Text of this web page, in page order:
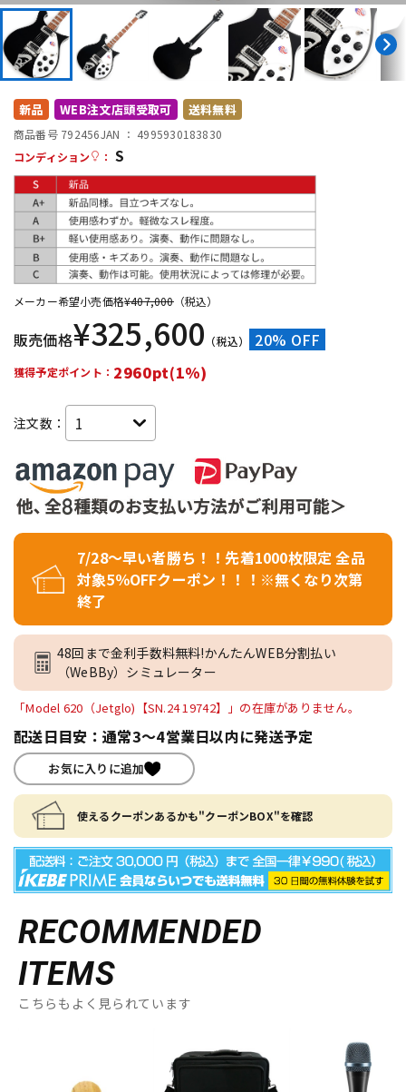
DTM
配信/ライブ機器
中古
新品 WEB注文店頭受取可 送料無料
商品番号 792456JAN ： 4995930183830
コンディション
： S
メーカー希望小売価格¥407,000（税込）
販売価格¥325,600 （税込） 20% OFF
獲得予定ポイント： 2960pt(1%)
注文数：
7/28～早い者勝ち！！先着1000枚限定 全品
対象5％OFFクーポン！！！※無くなり次第
終了
48回まで金利手数料無料!かんたんWEB分割払い
（WeBBy）シミュレーター
「Model 620（Jetglo)【SN.24 19742】」の在庫がありません。
配送日目安：通常3～4営業日以内に発送予定
お気に入りに追加
使えるクーポンあるかも"クーポンBOX"を確認
RECOMMENDED
ITEMS
こちらもよく見られています